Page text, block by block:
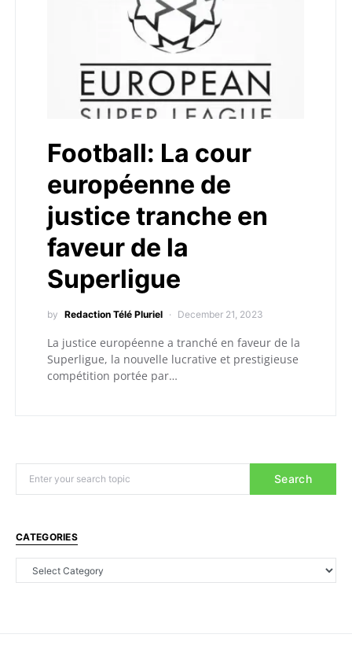
Football: La cour
européenne de
justice tranche en
faveur de la
Superligue
by Redaction Télé Pluriel December 21, 2023
La justice européenne a tranché en faveur de la
Superligue, la nouvelle lucrative et prestigieuse
compétition portée par…
Search
CATEGORIES